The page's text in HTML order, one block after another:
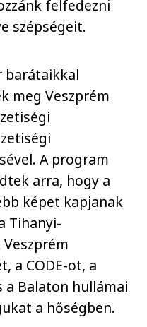
felfedezni
szépségeit.
barátaikkal
meg Veszprém
A program
arra, hogy a
képet kapjanak
Tihanyi-
a CODE-ot, a
Balaton hullámai
a hőségben.